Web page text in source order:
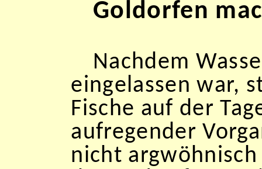
Goldorfen
Nachdem
eingelassen war,
Fische auf der
aufregender
nicht